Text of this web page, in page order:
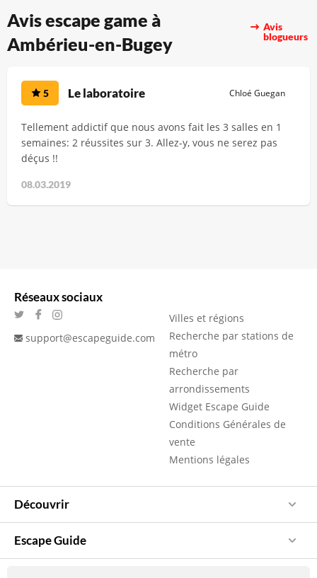
Avis escape game à
Ambérieu-en-Bugey
Avis
blogueurs
5 Le laboratoire Chloé Guegan
Tellement addictif que nous avons fait les 3 salles en 1
semaines: 2 réussites sur 3. Allez-y, vous ne serez pas
déçus !!
08.03.2019
Réseaux sociaux
support@escapeguide.com
Villes et régions
Recherche par stations de
métro
Recherche par
arrondissements
Widget Escape Guide
Conditions Générales de
vente
Mentions légales
Découvrir
Escape Guide